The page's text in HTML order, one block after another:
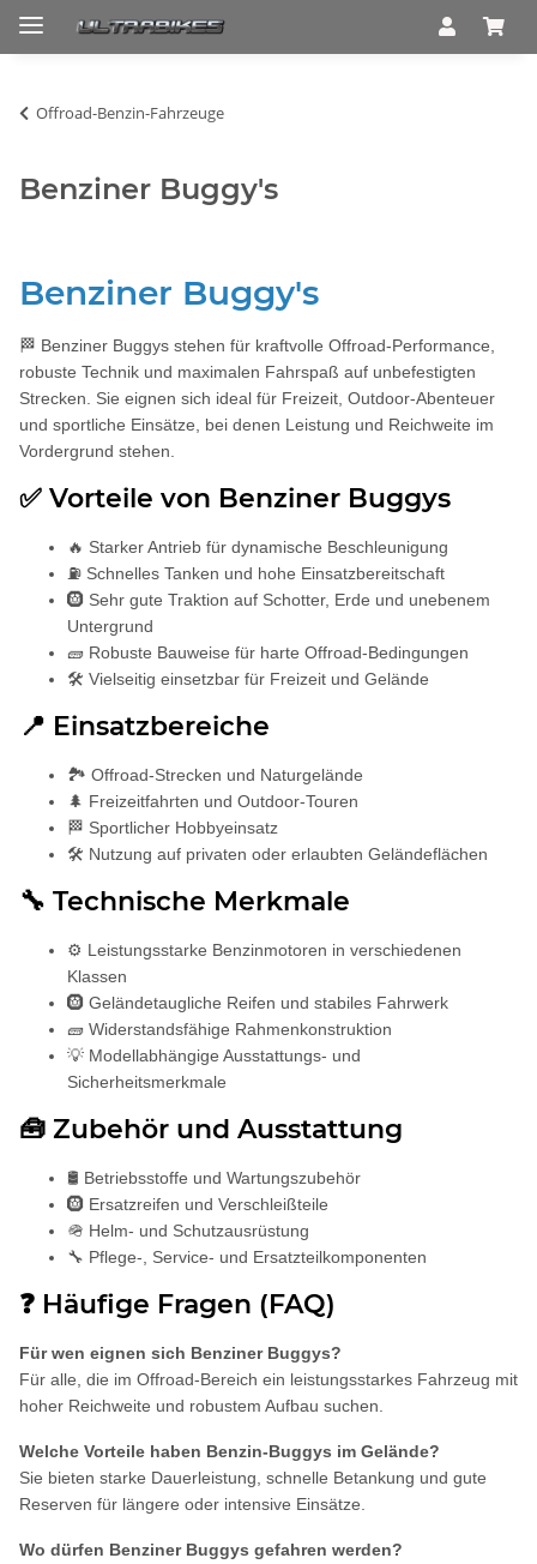
Offroad-Benzin-Fahrzeuge
Benziner Buggy's
Benziner Buggy's
🏁 Benziner Buggys stehen für kraftvolle Offroad-Performance,
robuste Technik und maximalen Fahrspaß auf unbefestigten
Strecken. Sie eignen sich ideal für Freizeit, Outdoor-Abenteuer
und sportliche Einsätze, bei denen Leistung und Reichweite im
Vordergrund stehen.
✅ Vorteile von Benziner Buggys
🔥 Starker Antrieb für dynamische Beschleunigung
⛽ Schnelles Tanken und hohe Einsatzbereitschaft
🛞 Sehr gute Traktion auf Schotter, Erde und unebenem
Untergrund
🧱 Robuste Bauweise für harte Offroad-Bedingungen
🛠️ Vielseitig einsetzbar für Freizeit und Gelände
📍 Einsatzbereiche
🏞️ Offroad-Strecken und Naturgelände
🌲 Freizeitfahrten und Outdoor-Touren
🏁 Sportlicher Hobbyeinsatz
🛠️ Nutzung auf privaten oder erlaubten Geländeflächen
🔧 Technische Merkmale
⚙️ Leistungsstarke Benzinmotoren in verschiedenen
Klassen
🛞 Geländetaugliche Reifen und stabiles Fahrwerk
🧱 Widerstandsfähige Rahmenkonstruktion
💡 Modellabhängige Ausstattungs- und
Sicherheitsmerkmale
🧰 Zubehör und Ausstattung
🛢️ Betriebsstoffe und Wartungszubehör
🛞 Ersatzreifen und Verschleißteile
🪖 Helm- und Schutzausrüstung
🔧 Pflege-, Service- und Ersatzteilkomponenten
❓ Häufige Fragen (FAQ)
Für wen eignen sich Benziner Buggys?
Für alle, die im Offroad-Bereich ein leistungsstarkes Fahrzeug mit
hoher Reichweite und robustem Aufbau suchen.
Welche Vorteile haben Benzin-Buggys im Gelände?
Sie bieten starke Dauerleistung, schnelle Betankung und gute
Reserven für längere oder intensive Einsätze.
Wo dürfen Benziner Buggys gefahren werden?